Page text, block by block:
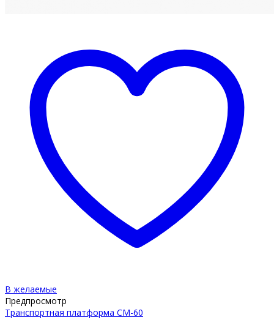
В желаемые
Предпросмотр
Транспортная платформа CM-60